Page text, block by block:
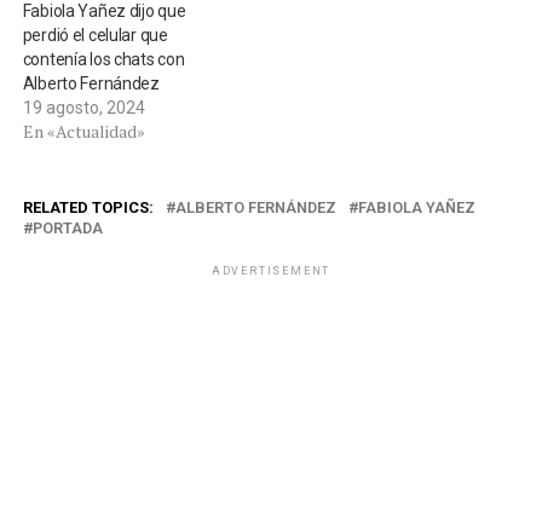
Fabiola Yañez dijo que
perdió el celular que
contenía los chats con
Alberto Fernández
19 agosto, 2024
En «Actualidad»
RELATED TOPICS: ALBERTO FERNÁNDEZ
FABIOLA YAÑEZ
PORTADA
ADVERTISEMENT